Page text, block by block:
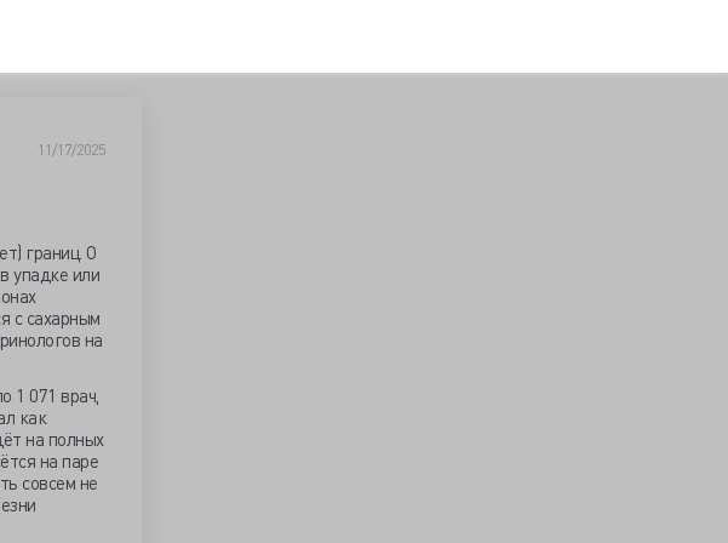
11/17/2025
границ. О
упадке или
с сахарным
на
1 071 врач,
как
на полных
на паре
совсем не